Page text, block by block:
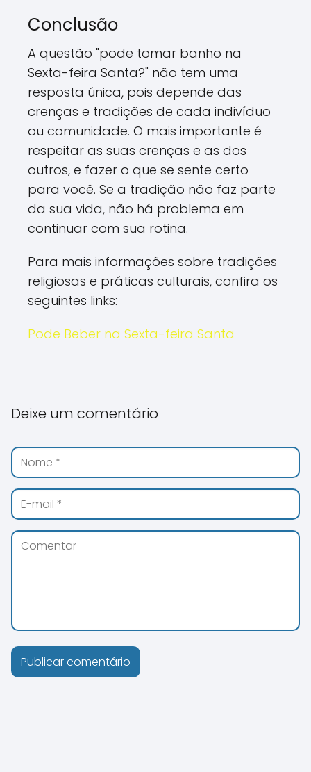
Conclusão
A questão "pode tomar banho na
Sexta-feira Santa?" não tem uma
resposta única, pois depende das
crenças e tradições de cada indivíduo
ou comunidade. O mais importante é
respeitar as suas crenças e as dos
outros, e fazer o que se sente certo
para você. Se a tradição não faz parte
da sua vida, não há problema em
continuar com sua rotina.
Para mais informações sobre tradições
religiosas e práticas culturais, confira os
seguintes links:
Pode Beber na Sexta-feira Santa
Deixe um comentário